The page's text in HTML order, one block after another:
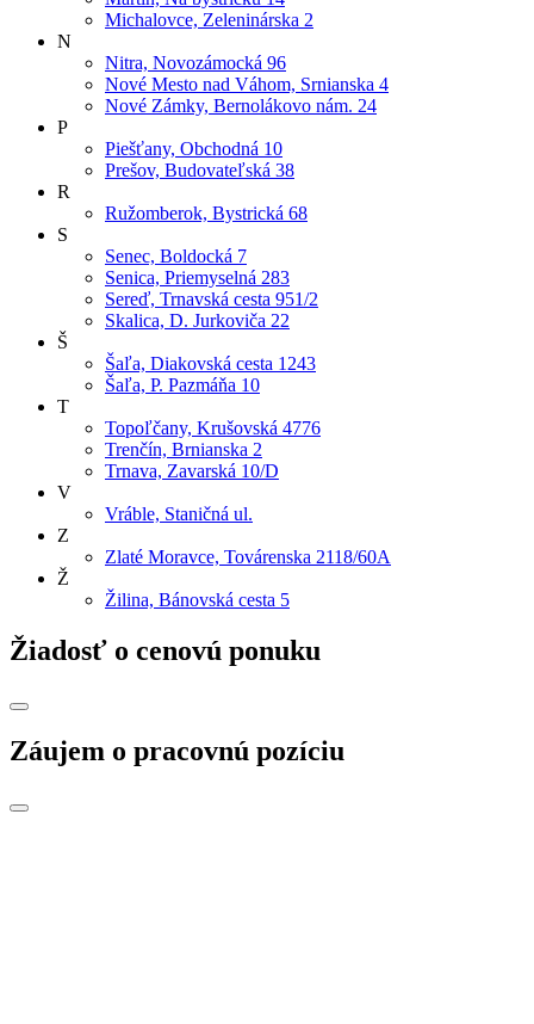
Michalovce, Zeleninárska 2
N
Nitra, Novozámocká 96
Nové Mesto nad Váhom, Srnianska 4
Nové Zámky, Bernolákovo nám. 24
P
Piešťany, Obchodná 10
Prešov, Budovateľská 38
R
Ružomberok, Bystrická 68
S
Senec, Boldocká 7
Senica, Priemyselná 283
Sereď, Trnavská cesta 951/2
Skalica, D. Jurkoviča 22
Š
Šaľa, Diakovská cesta 1243
Šaľa, P. Pazmáňa 10
T
Topoľčany, Krušovská 4776
Trenčín, Brnianska 2
Trnava, Zavarská 10/D
V
Vráble, Staničná ul.
Z
Zlaté Moravce, Továrenska 2118/60A
Ž
Žilina, Bánovská cesta 5
Žiadosť o cenovú ponuku
Záujem o pracovnú pozíciu